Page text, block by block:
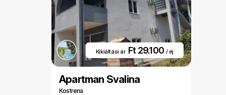
Kikiáltási ár Ft 29.100 / éj
Apartman Svalina
Kostrena